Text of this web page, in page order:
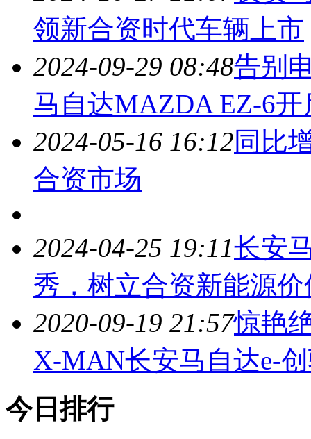
领新合资时代车辆上市
2024-09-29 08:48告别
马自达MAZDA EZ-6开
2024-05-16 16:12同比
合资市场
2024-04-25 19:11长安
秀，树立合资新能源
2020-09-19 21:57惊艳
X-MAN长安马自达e-
今日排行